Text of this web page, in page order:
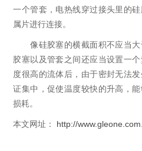
一个管套，电热线穿过接头里的
属片进行连接。
像硅胶塞的横截面积不应当大
胶塞以及管套之间还应当设置一
度很高的流体后，由于密封无法
证集中，促使温度较快的升高，
损耗。
本文网址： http://